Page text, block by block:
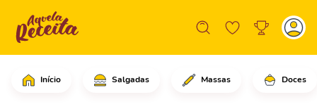
Início Salgadas Massas Doces